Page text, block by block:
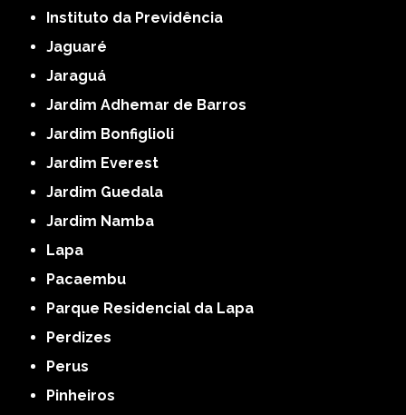
Instituto da Previdência
Jaguaré
Jaraguá
Jardim Adhemar de Barros
Jardim Bonfiglioli
Jardim Everest
Jardim Guedala
Jardim Namba
Lapa
Pacaembu
Parque Residencial da Lapa
Perdizes
Perus
Pinheiros